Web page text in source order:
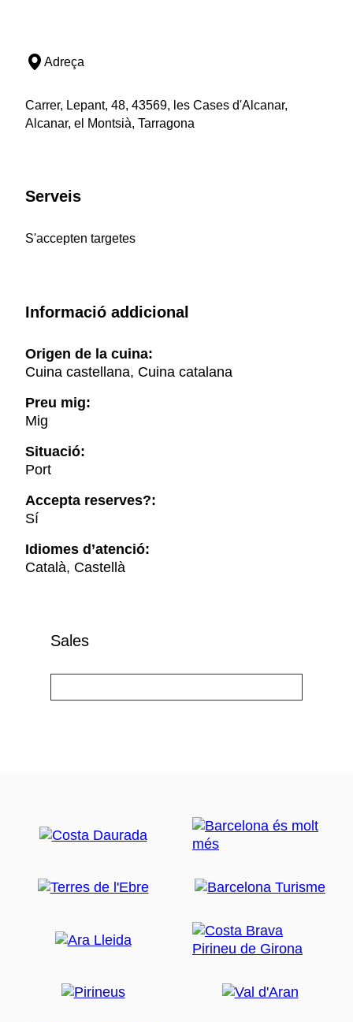
Adreça
Carrer, Lepant, 48, 43569, les Cases d'Alcanar,
Alcanar, el Montsià, Tarragona
Serveis
S'accepten targetes
Informació addicional
Origen de la cuina:
Cuina castellana, Cuina catalana
Preu mig:
Mig
Situació:
Port
Accepta reserves?:
Sí
Idiomes d’atenció:
Català, Castellà
Sales